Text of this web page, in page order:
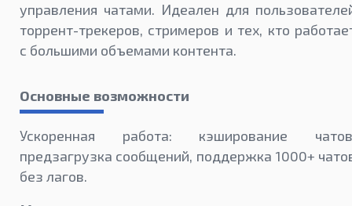
управления чатами. Идеален для
торрент-трекеров, стримеров и тех, кто
с большими объемами контента.
Основные возможности
Ускоренная работа: кэширование
предзагрузка сообщений, поддержка 1000+
без лагов.